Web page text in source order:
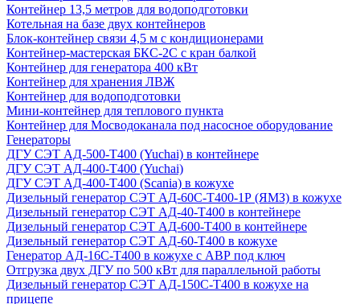
Контейнер 13,5 метров для водоподготовки
Котельная на базе двух контейнеров
Блок-контейнер связи 4,5 м с кондиционерами
Контейнер-мастерская БКС-2С с кран балкой
Контейнер для генератора 400 кВт
Контейнер для хранения ЛВЖ
Контейнер для водоподготовки
Мини-контейнер для теплового пункта
Контейнер для Мосводоканала под насосное оборудование
Генераторы
ДГУ СЭТ АД-500-Т400 (Yuchai) в контейнере
ДГУ СЭТ АД-400-Т400 (Yuchai)
ДГУ СЭТ АД-400-Т400 (Scania) в кожухе
Дизельный генератор СЭТ АД-60С-Т400-1Р (ЯМЗ) в кожухе
Дизельный генератор СЭТ АД-40-Т400 в контейнере
Дизельный генератор СЭТ АД-600-Т400 в контейнере
Дизельный генератор СЭТ АД-60-Т400 в кожухе
Генератор АД-16С-Т400 в кожухе с АВР под ключ
Отгрузка двух ДГУ по 500 кВт для параллельной работы
Дизельный генератор СЭТ АД-150С-Т400 в кожухе на
прицепе